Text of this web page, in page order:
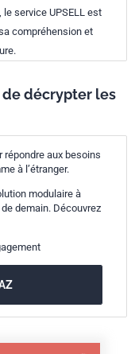
service UPSELL est
compréhension et
de décrypter les
aux besoins
à l’étranger.
modulaire à
demain. Découvrez